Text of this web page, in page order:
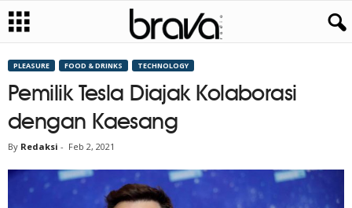
PLEASURE FOOD & DRINKS TECHNOLOGY
Pemilik Tesla Diajak Kolaborasi
dengan Kaesang
By Redaksi - Feb 2, 2021